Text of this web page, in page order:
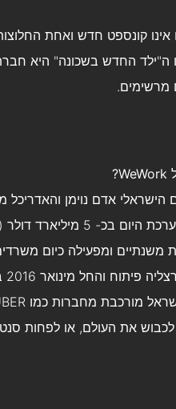
מרשימים.
את העולם, או לפחות